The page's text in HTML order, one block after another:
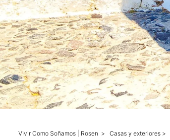
Vivir Como Soñamos | Rosen > Casas y exteriores >